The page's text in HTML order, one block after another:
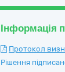
Інформація
Протокол
Рішення